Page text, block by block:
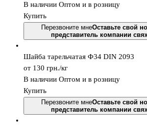
В наличии Оптом и в розницу
Купить
Перезвоните мнеОставьте свой
представитель компании
Шайба тарельчатая Ф34 DIN 2093
от 130 грн./кг
В наличии Оптом и в розницу
Купить
Перезвоните мнеОставьте свой
представитель компании